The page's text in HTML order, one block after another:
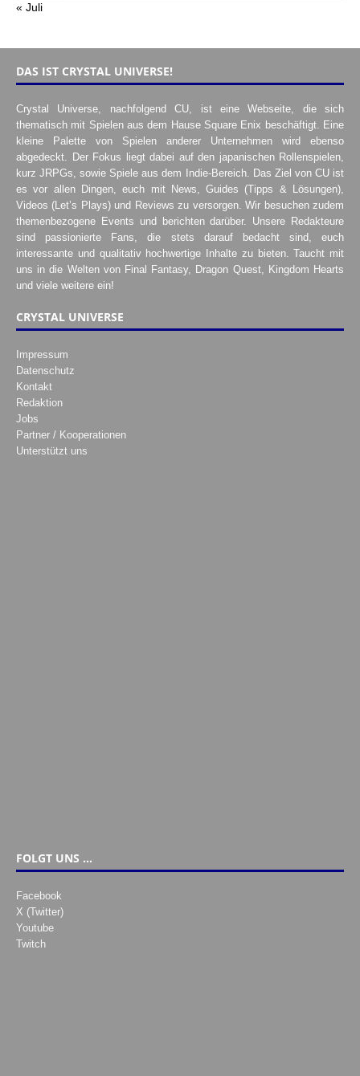
« Juli
DAS IST CRYSTAL UNIVERSE!
Crystal Universe, nachfolgend CU, ist eine Webseite, die sich
thematisch mit Spielen aus dem Hause Square Enix beschäftigt. Eine
kleine Palette von Spielen anderer Unternehmen wird ebenso
abgedeckt. Der Fokus liegt dabei auf den japanischen Rollenspielen,
kurz JRPGs, sowie Spiele aus dem Indie-Bereich. Das Ziel von CU ist
es vor allen Dingen, euch mit News, Guides (Tipps & Lösungen),
Videos (Let’s Plays) und Reviews zu versorgen. Wir besuchen zudem
themenbezogene Events und berichten darüber. Unsere Redakteure
sind passionierte Fans, die stets darauf bedacht sind, euch
interessante und qualitativ hochwertige Inhalte zu bieten. Taucht mit
uns in die Welten von Final Fantasy, Dragon Quest, Kingdom Hearts
und viele weitere ein!
CRYSTAL UNIVERSE
Impressum
Datenschutz
Kontakt
Redaktion
Jobs
Partner / Kooperationen
Unterstützt uns
FOLGT UNS …
Facebook
X (Twitter)
Youtube
Twitch